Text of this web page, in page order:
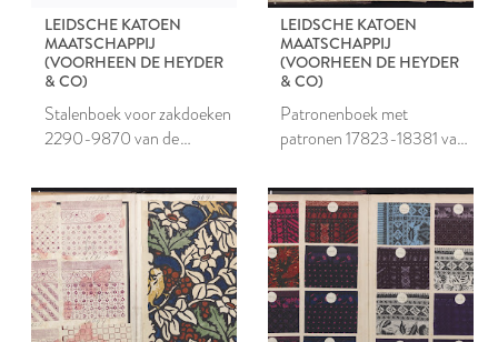
LEIDSCHE KATOEN
MAATSCHAPPIJ
(VOORHEEN DE HEYDER
& CO)
Stalenboek voor zakdoeken
2290-9870 van de
Maatschappij
LEIDSCHE KATOEN
MAATSCHAPPIJ
(VOORHEEN DE HEYDER
& CO)
Patronenboek met
patronen 17823-18381 van
Maatschappij